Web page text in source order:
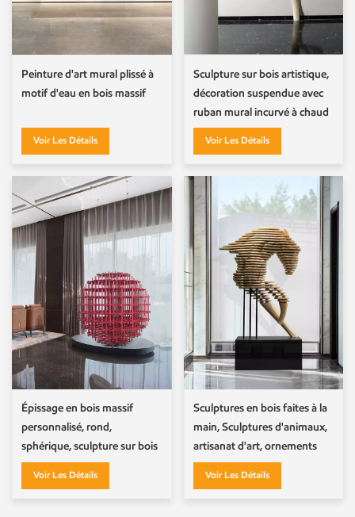
Peinture d'art mural plissé à
motif d'eau en bois massif
Voir Les Détails
Sculpture sur bois artistique,
décoration suspendue avec
ruban mural incurvé à chaud
Voir Les Détails
Épissage en bois massif
personnalisé, rond,
sphérique, sculpture sur bois
d'épissure de boule d'étagère
Voir Les Détails
Sculptures en bois faites à la
main, Sculptures d'animaux,
artisanat d'art, ornements
Voir Les Détails